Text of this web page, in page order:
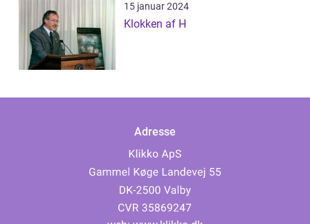
15 januar 2024
Klokken af H
Adresse